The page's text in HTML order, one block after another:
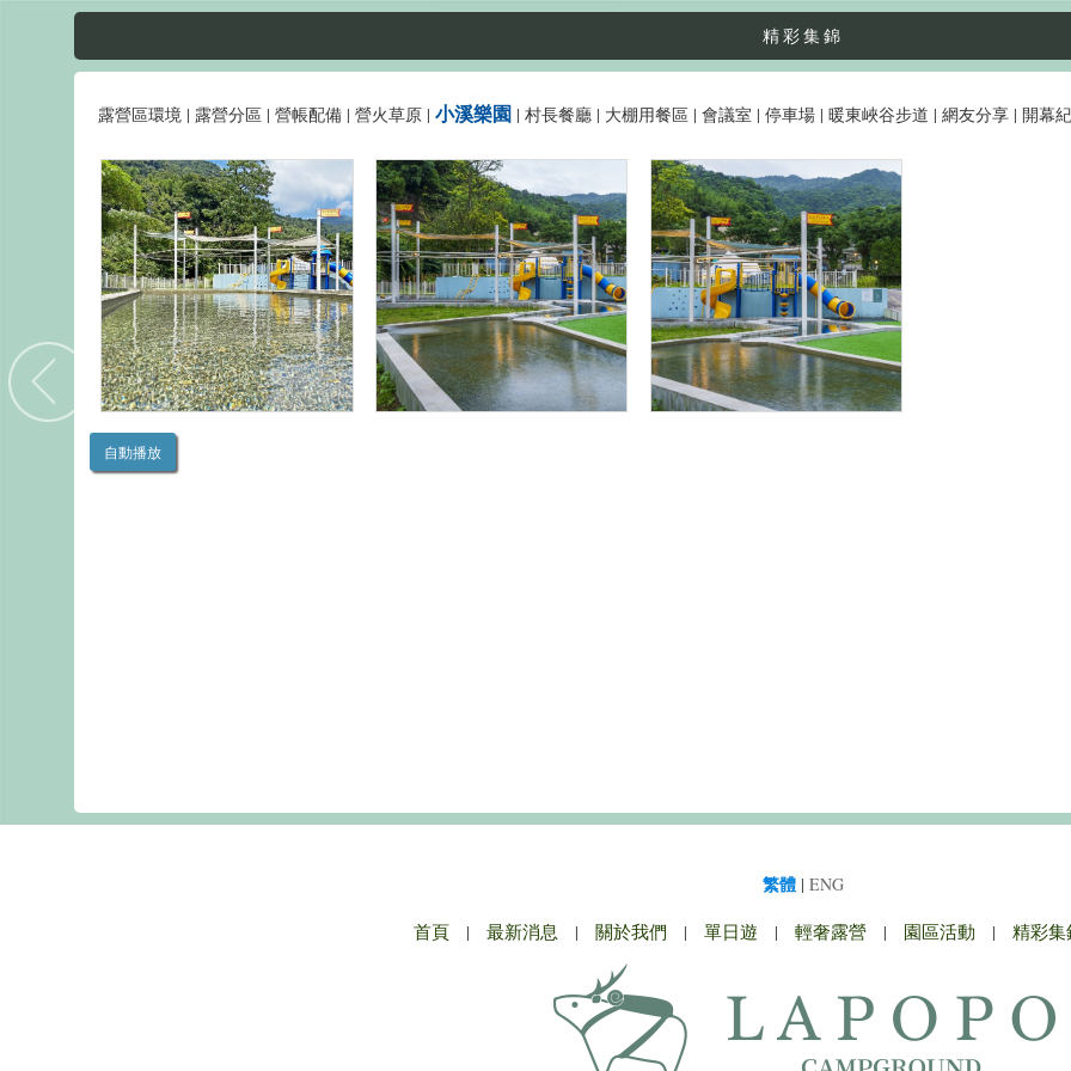
精彩集錦
露營區環境 | 露營分區 | 營帳配備 | 營火草原 | 小溪樂園 | 村長餐廳 | 大棚用餐區 | 會議室 | 停車場 | 暖東峽谷步道 | 網友分享 | 開幕
自動播放
繁體 | ENG
首頁 | 最新消息 | 關於我們 | 單日遊 | 輕奢露營 | 園區活動 | 精彩集